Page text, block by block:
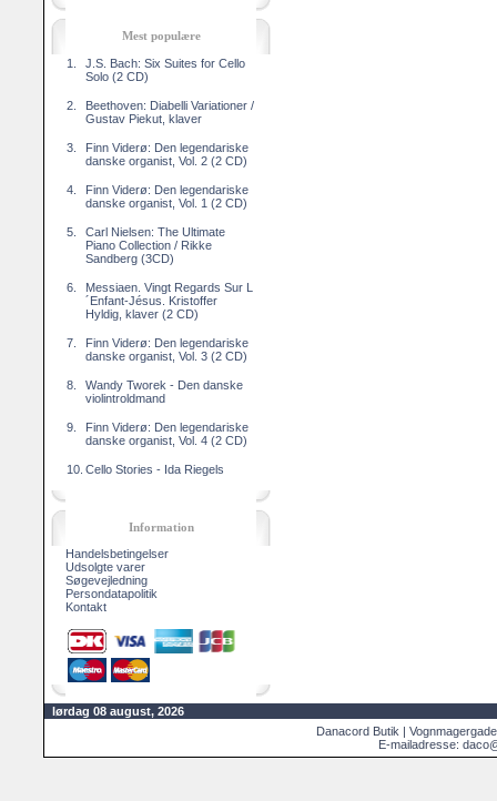
Mest populære
1.
J.S. Bach: Six Suites for Cello
Solo (2 CD)
2.
Beethoven: Diabelli Variationer /
Gustav Piekut, klaver
3.
Finn Viderø: Den legendariske
danske organist, Vol. 2 (2 CD)
4.
Finn Viderø: Den legendariske
danske organist, Vol. 1 (2 CD)
5.
Carl Nielsen: The Ultimate
Piano Collection / Rikke
Sandberg (3CD)
6.
Messiaen. Vingt Regards Sur L
´Enfant-Jésus. Kristoffer
Hyldig, klaver (2 CD)
7.
Finn Viderø: Den legendariske
danske organist, Vol. 3 (2 CD)
8.
Wandy Tworek - Den danske
violintroldmand
9.
Finn Viderø: Den legendariske
danske organist, Vol. 4 (2 CD)
10. Cello Stories - Ida Riegels
Information
Handelsbetingelser
Udsolgte varer
Søgevejledning
Persondatapolitik
Kontakt
lørdag 08 august, 2026
Danacord Butik |
E-mailadresse: